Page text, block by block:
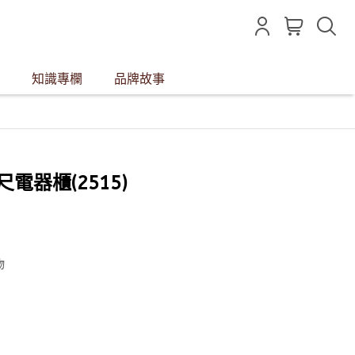
知識專欄 品牌故事
電器櫃(2515)